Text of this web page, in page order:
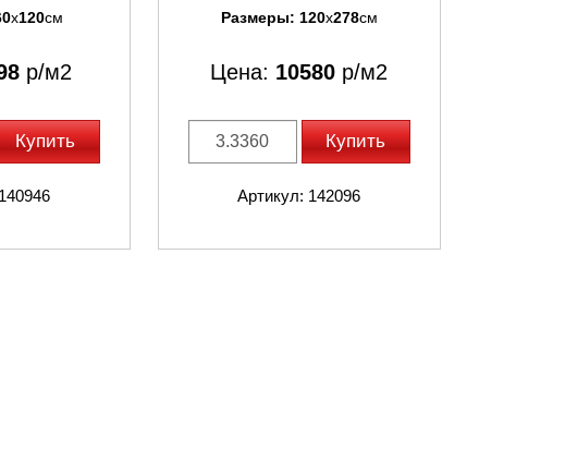
x120см
р/м2
Купить
Размеры: 120x278см
Цена: 10580 р/м2
Купить
Артикул: 142096